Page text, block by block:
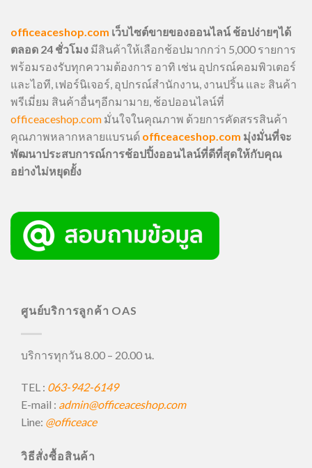
officeaceshop.com เว็บไซต์ขายของออนไลน์ ช้อปง่ายๆได้
ตลอด 24 ชั่วโมง มีสินค้าให้เลือกช้อปมากกว่า 5,000 รายการ
พร้อมรองรับทุกความต้องการ อาทิ เช่น อุปกรณ์คอมพิวเตอร์
และไอที, เฟอร์นิเจอร์, อุปกรณ์สำนักงาน, งานปริ้น และ สินค้า
พรีเมี่ยม สินค้าอื่นๆอีกมามาย, ช้อปออนไลน์ที่
officeaceshop.com มั่นใจในคุณภาพ ด้วยการคัดสรรสินค้า
คุณภาพหลากหลายแบรนด์ officeaceshop.com มุ่งมั่นที่จะ
พัฒนาประสบการณ์การช้อปปิ้งออนไลน์ที่ดีที่สุดให้กับคุณ
อย่างไม่หยุดยั้ง
ศูนย์บริการลูกค้า OAS
บริการทุกวัน 8.00 – 20.00 น.
TEL : 063-942-6149
E-mail : admin@officeaceshop.com
Line: @officeace
วิธีสั่งซื้อสินค้า